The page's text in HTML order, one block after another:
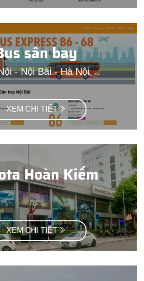
sân bay
- Nội Bài - Hà Nội
XEM CHI TIẾT
Hoàn Kiếm
XEM CHI TIẾT